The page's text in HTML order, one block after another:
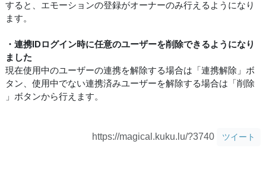
すると、エモーションの登録がオーナーのみ行えるようになり
ます。
・連携IDログイン時に任意のユーザーを削除できるようになり
ました
現在使用中のユーザーの連携を解除する場合は「連携解除」ボ
タン、使用中でない連携済みユーザーを解除する場合は「削除
」ボタンから行えます。
https://magical.kuku.lu/?3740 ツイート